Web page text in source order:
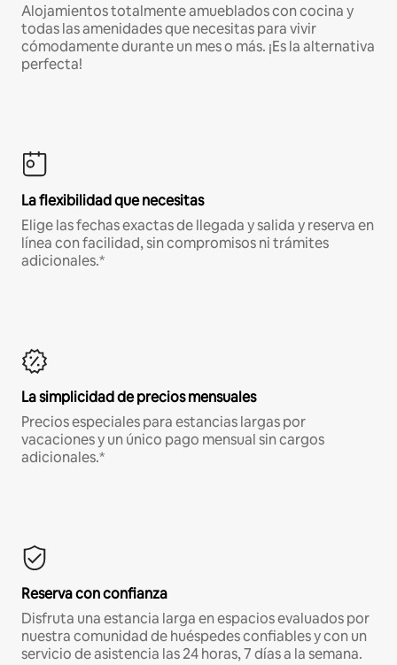
Alojamientos totalmente amueblados con cocina y
todas las amenidades que necesitas para vivir
cómodamente durante un mes o más. ¡Es la alternativa
perfecta!
La flexibilidad que necesitas
Elige las fechas exactas de llegada y salida y reserva en
línea con facilidad, sin compromisos ni trámites
adicionales.*
La simplicidad de precios mensuales
Precios especiales para estancias largas por
vacaciones y un único pago mensual sin cargos
adicionales.*
Reserva con confianza
Disfruta una estancia larga en espacios evaluados por
nuestra comunidad de huéspedes confiables y con un
servicio de asistencia las 24 horas, 7 días a la semana.